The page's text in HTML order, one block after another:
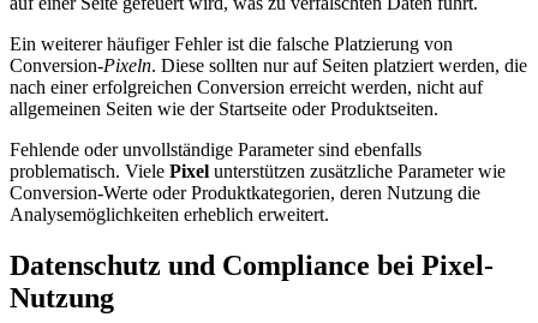
Ein weiterer häufiger Fehler ist die falsche Platzierung von
Conversion-Pixeln. Diese sollten nur auf Seiten platziert werden, die
nach einer erfolgreichen Conversion erreicht werden, nicht auf
allgemeinen Seiten wie der Startseite oder Produktseiten.
Fehlende oder unvollständige Parameter sind ebenfalls
problematisch. Viele Pixel unterstützen zusätzliche Parameter wie
Conversion-Werte oder Produktkategorien, deren Nutzung die
Analysemöglichkeiten erheblich erweitert.
Datenschutz und Compliance bei Pixel-
Nutzung